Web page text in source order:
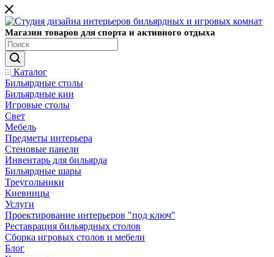
Магазин товаров для спорта и активного отдыха
Каталог
Бильярдные столы
Бильярдные кии
Игровые столы
Свет
Мебель
Предметы интерьера
Стеновые панели
Инвентарь для бильярда
Бильярдные шары
Треугольники
Киевницы
Услуги
Проектирование интерьеров "под ключ"
Реставрация бильярдных столов
Сборка игровых столов и мебели
Блог